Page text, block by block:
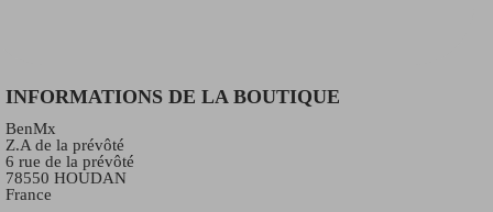
INFORMATIONS DE LA BOUTIQUE
BenMx
Z.A de la prévôté
6 rue de la prévôté
78550 HOUDAN
France